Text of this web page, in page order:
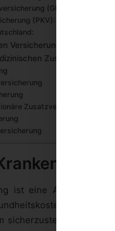
(GKV):
(PKV):
Versicherungsschutz für
Zusatzversicherung
ist eine
bietet. In
sicherzustellen, dass